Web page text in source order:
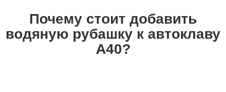
Почему стоит добавить
водяную рубашку к автоклаву
A40?